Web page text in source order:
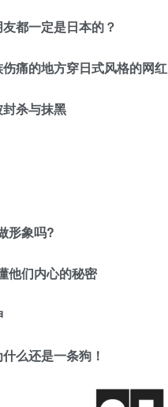
都一定是日本的？
痛的地方穿日式风格的网红
杀与抹黑
形象吗?
他们内心的秘密
么还是一条狗！